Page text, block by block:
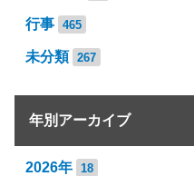
行事 465
未分類 267
年別アーカイブ
2026年 18